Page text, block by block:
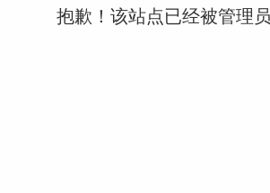
抱歉！该站点已经被管理